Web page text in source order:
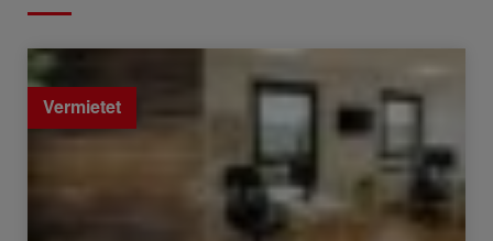
Vermietung Büro Bourg-en-Bresse 1 raum 20 m²
Vermietet